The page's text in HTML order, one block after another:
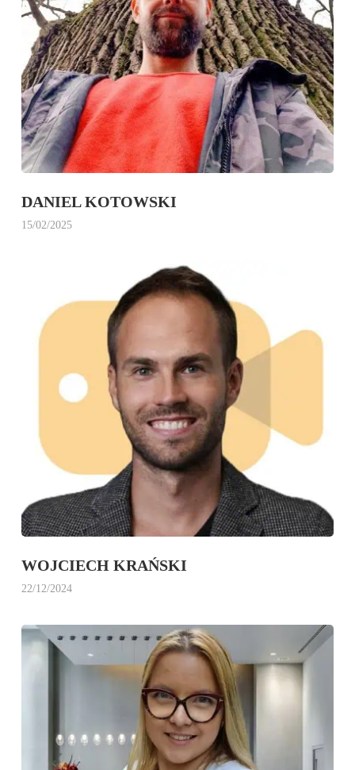
DANIEL KOTOWSKI
15/02/2025
WOJCIECH KRAŃSKI
22/12/2024